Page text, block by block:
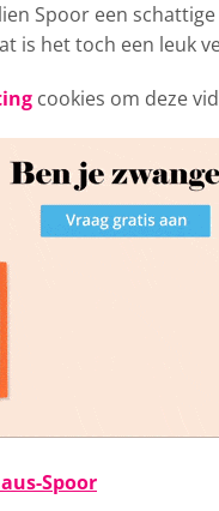
Spoor een schattige
is het toch een leuk
cookies om deze
Spoor